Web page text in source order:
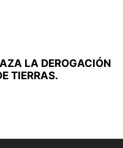
LA DEROGACIÓN
TIERRAS.